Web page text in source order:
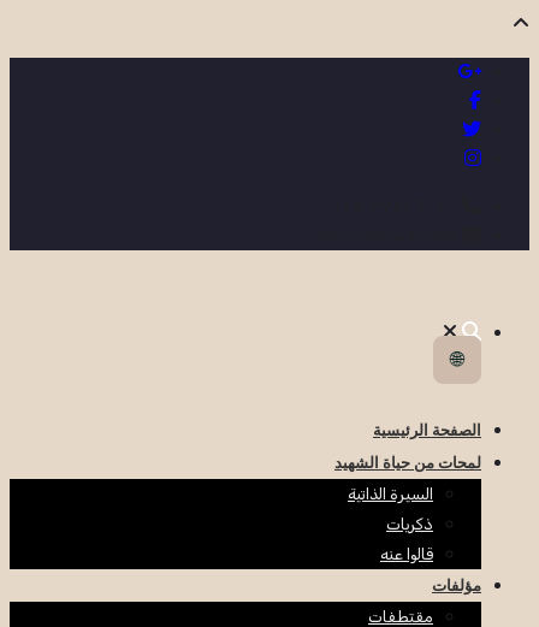
🌐
الصفحة الرئيسية
لمحات من حياة الشهيد
السيرة الذاتية
ذكريات
قالوا عنه
مؤلفات
مقتطفات